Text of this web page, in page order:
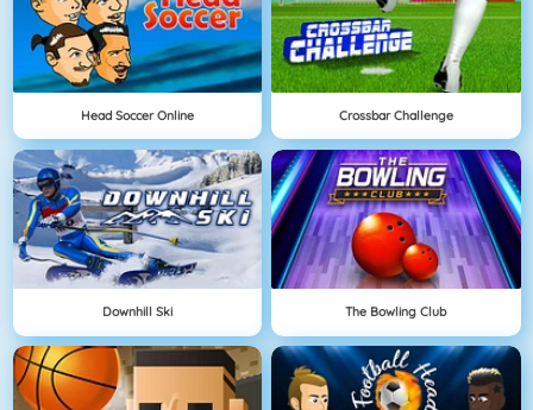
Head Soccer Online Crossbar Challenge
Downhill Ski The Bowling Club